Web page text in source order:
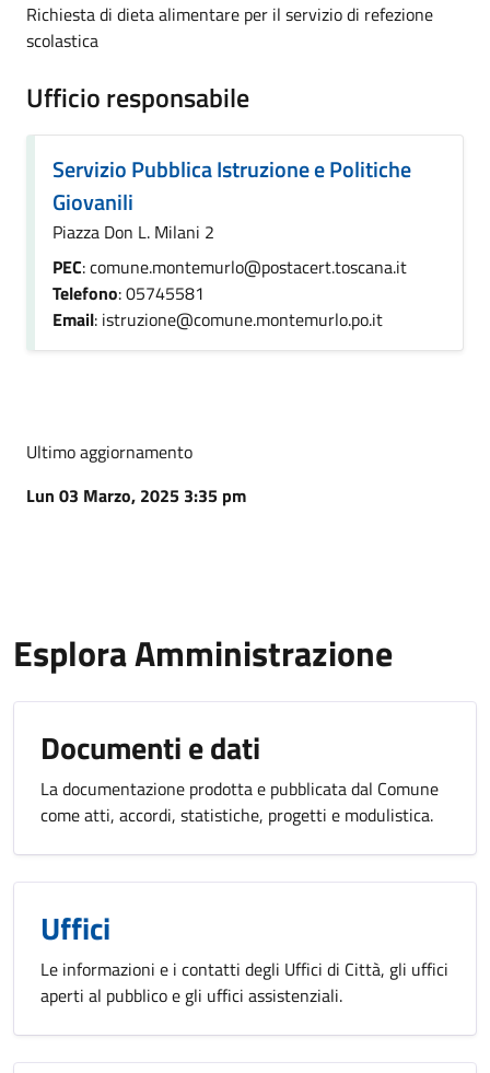
Richiesta di dieta alimentare per il servizio di refezione
scolastica
Ufficio responsabile
Servizio Pubblica Istruzione e Politiche
Giovanili
Piazza Don L. Milani 2
PEC: comune.montemurlo@postacert.toscana.it
Telefono: 05745581
Email: istruzione@comune.montemurlo.po.it
Ultimo aggiornamento
Lun 03 Marzo, 2025 3:35 pm
Esplora Amministrazione
Documenti e dati
La documentazione prodotta e pubblicata dal Comune
come atti, accordi, statistiche, progetti e modulistica.
Uffici
Le informazioni e i contatti degli Uffici di Città, gli uffici
aperti al pubblico e gli uffici assistenziali.